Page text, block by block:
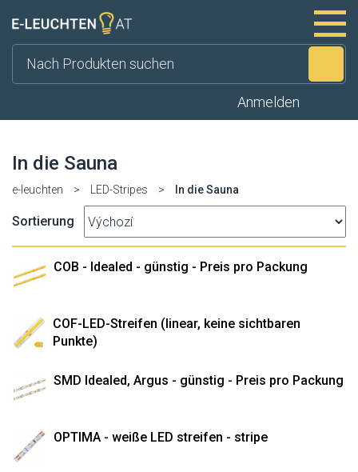
Anmelden
In die Sauna
e-leuchten > LED-Stripes > In die Sauna
Sortierung
COB - Idealed - günstig - Preis pro Packung
COF-LED-Streifen (linear, keine sichtbaren
Punkte)
SMD Idealed, Argus - günstig - Preis pro Packung
OPTIMA - weiße LED streifen - stripe